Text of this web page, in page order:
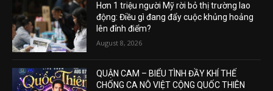
Hơn 1 triệu người Mỹ rời bỏ thị trường lao
động: Điều gì đang đẩy cuộc khủng hoảng
lên đỉnh điểm?
August 8, 2026
QUẬN CAM – BIỂU TÌNH ĐẦY KHÍ THẾ
CHỐNG CA NÔ VIỆT CỘNG QUỐC THIÊN